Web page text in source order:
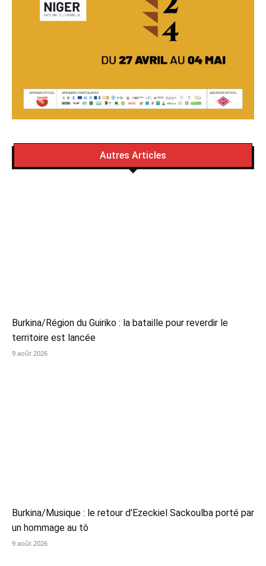
Autres Articles
Burkina/Région du Guiriko : la bataille pour reverdir le
territoire est lancée
9 août 2026
Burkina/Musique : le retour d’Ezeckiel Sackoulba porté par
un hommage au tô
9 août 2026